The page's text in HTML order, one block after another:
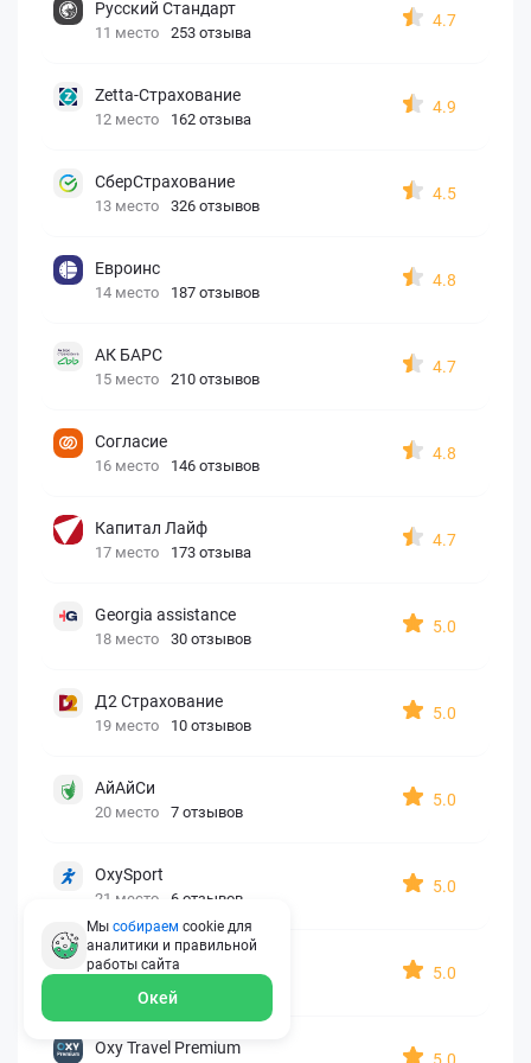
Русский Стандарт
11 место 253 отзыва
4.7
Zetta-Страхование
12 место 162 отзыва
4.9
СберСтрахование
13 место 326 отзывов
4.5
Евроинс
14 место 187 отзывов
4.8
АК БАРС
15 место 210 отзывов
4.7
Согласие
16 место 146 отзывов
4.8
Капитал Лайф
17 место 173 отзыва
4.7
Georgia assistance
18 место 30 отзывов
5.0
Д2 Страхование
19 место 10 отзывов
5.0
АйАйСи
20 место 7 отзывов
5.0
OxySport
21 место 6 отзывов
5.0
ERGO AXA
5.0
Oxy Travel Premium
5.0
Мы собираем cookie для
аналитики и правильной
работы сайта
Окей